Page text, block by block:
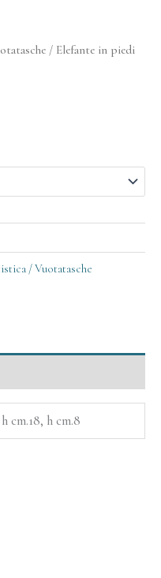
/ Elefante in piedi
/ Vuotatasche
h cm.18, h cm.8